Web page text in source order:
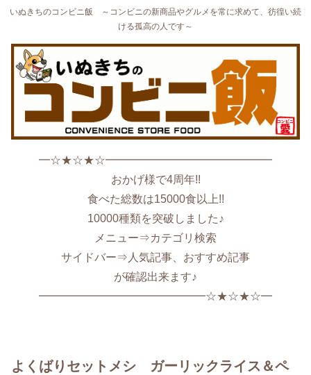
いぬきちのコンビニ飯 ～コンビニの新商品やグルメを常に求めて、彷徨い続
ける孤高の人です～
━☆★☆★☆━━━━━━━━━━━━━━━
おかげ様で4周年!!
食べた総数は15000食以上!!
10000種類を突破しました♪
メニュー⇒カテゴリ検索
サイドバー⇒人気記事、おすすめ記事
が確認出来ます♪
━━━━━━━━━━━━━━━☆★☆★☆━
よくばりセットメシ ガーリックライス＆ペ